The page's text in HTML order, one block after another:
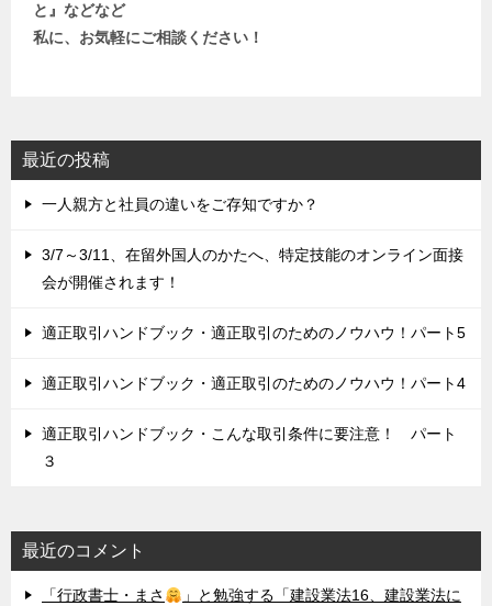
と』などなど
私に、お気軽にご相談ください！
最近の投稿
一人親方と社員の違いをご存知ですか？
3/7～3/11、在留外国人のかたへ、特定技能のオンライン面接
会が開催されます！
適正取引ハンドブック・適正取引のためのノウハウ！パート5
適正取引ハンドブック・適正取引のためのノウハウ！パート4
適正取引ハンドブック・こんな取引条件に要注意！ パート
３
最近のコメント
「行政書士・まさ 」と勉強する「建設業法16、建設業法に